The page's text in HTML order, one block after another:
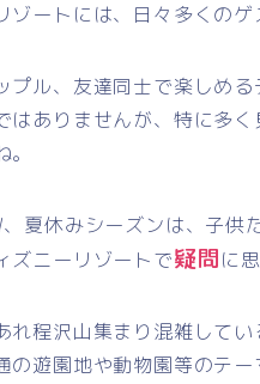
ゾートには、日々多くのゲ
プル、友達同士で楽しめ
はありませんが、特に多
、夏休みシーズンは、子供
ズニーリゾートで疑問に
れ程沢山集まり混雑して
の遊園地や動物園等のテ